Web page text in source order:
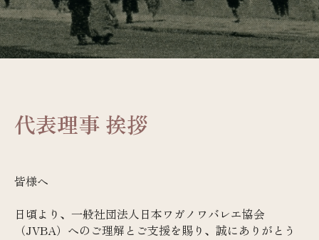
代表理事 挨拶
皆様へ
日頃より、一般社団法人日本ワガノワバレエ協会
（JVBA）へのご理解とご支援を賜り、誠にありがとう